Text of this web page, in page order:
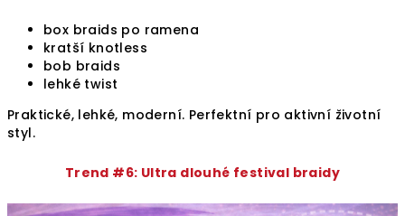
box braids po ramena
kratší knotless
bob braids
lehké twist
Praktické, lehké, moderní. Perfektní pro aktivní životní
styl.
Trend #6: Ultra dlouhé festival braidy